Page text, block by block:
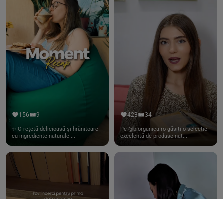
156 9
✨ O rețetă delicioasă și hrănitoare
cu ingrediente naturale ...
423 34
Pe @biorganica.ro găsiți o selecție
excelentă de produse nat...